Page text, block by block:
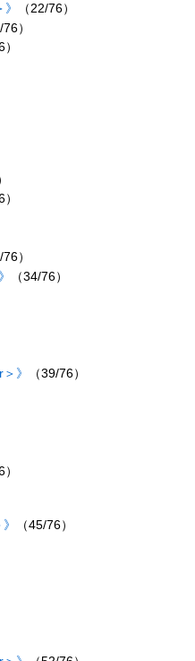
（22/76）
76）
76）
（34/76）
》
（39/76）
（45/76）